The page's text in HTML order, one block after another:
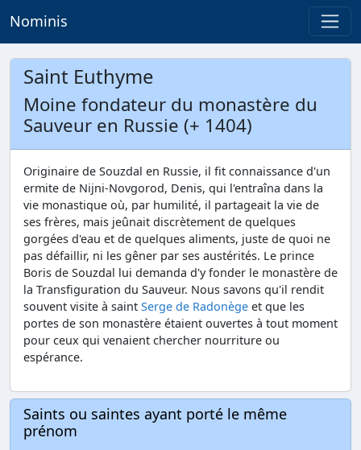
Nominis
Saint Euthyme
Moine fondateur du monastère du
Sauveur en Russie (+ 1404)
Originaire de Souzdal en Russie, il fit connaissance d'un
ermite de Nijni-Novgorod, Denis, qui l'entraîna dans la
vie monastique où, par humilité, il partageait la vie de
ses frères, mais jeûnait discrètement de quelques
gorgées d'eau et de quelques aliments, juste de quoi ne
pas défaillir, ni les gêner par ses austérités. Le prince
Boris de Souzdal lui demanda d'y fonder le monastère de
la Transfiguration du Sauveur. Nous savons qu'il rendit
souvent visite à saint Serge de Radonège et que les
portes de son monastère étaient ouvertes à tout moment
pour ceux qui venaient chercher nourriture ou
espérance.
Saints ou saintes ayant porté le même
prénom